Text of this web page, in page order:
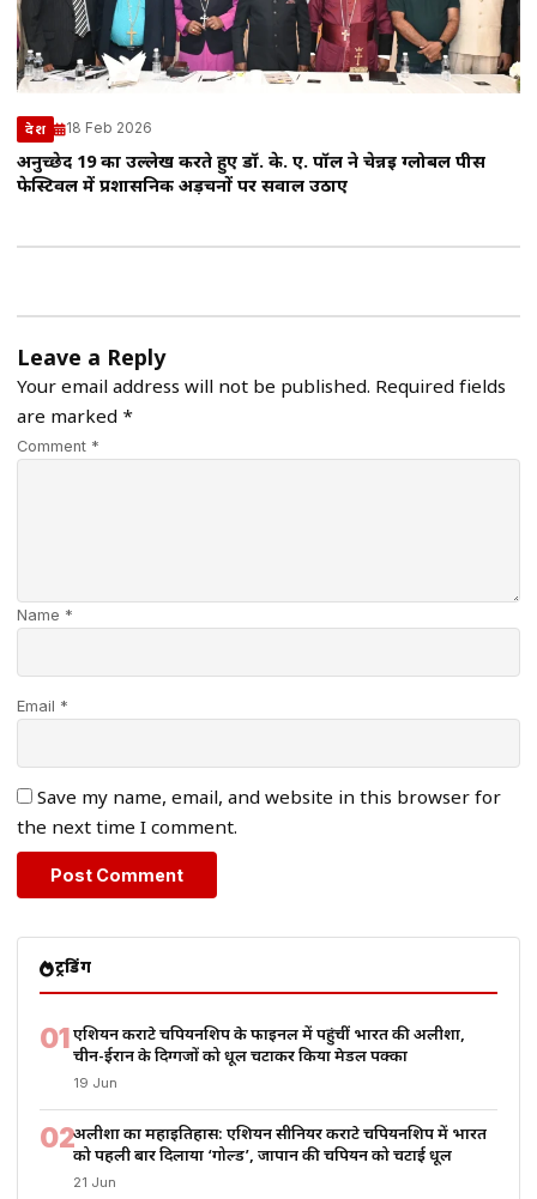
देश 18 Feb 2026
अनुच्छेद 19 का उल्लेख करते हुए डॉ. के. ए. पॉल ने चेन्नई ग्लोबल पीस
फेस्टिवल में प्रशासनिक अड़चनों पर सवाल उठाए
Leave a Reply
Your email address will not be published. Required fields
are marked *
Comment *
Name *
Email *
Save my name, email, and website in this browser for
the next time I comment.
ट्रेंडिंग
01एशियन कराटे चैंपियनशिप के फाइनल में पहुंचीं भारत की अलीशा,
चीन-ईरान के दिग्गजों को धूल चटाकर किया मेडल पक्का
19 Jun
02अलीशा का महाइतिहास: एशियन सीनियर कराटे चैंपियनशिप में भारत
को पहली बार दिलाया ‘गोल्ड’, जापान की चैंपियन को चटाई धूल
21 Jun